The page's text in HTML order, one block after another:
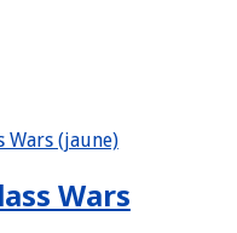
Wars